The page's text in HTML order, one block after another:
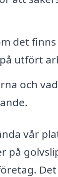
det
utfört
och
vår
på